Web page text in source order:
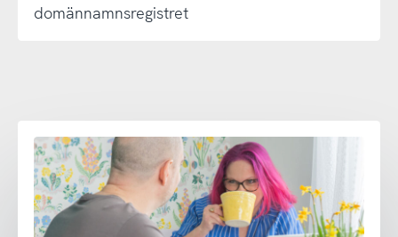
domännamnsregistret